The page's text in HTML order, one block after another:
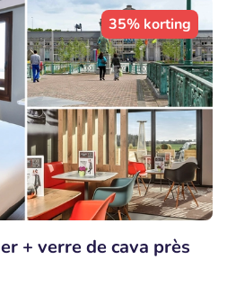
35% korting
+ verre de cava près